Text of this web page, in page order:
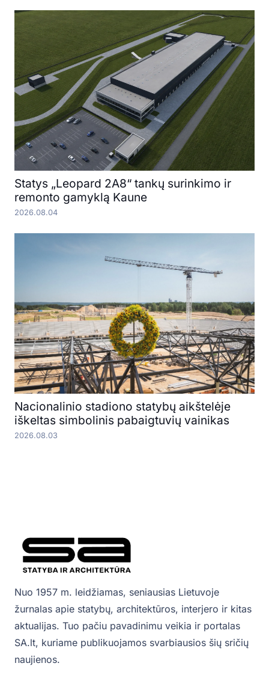
Statys „Leopard 2A8“ tankų surinkimo ir
remonto gamyklą Kaune
2026.08.04
Nacionalinio stadiono statybų aikštelėje
iškeltas simbolinis pabaigtuvių vainikas
2026.08.03
Nuo 1957 m. leidžiamas, seniausias Lietuvoje
žurnalas apie statybų, architektūros, interjero ir kitas
aktualijas. Tuo pačiu pavadinimu veikia ir portalas
SA.lt, kuriame publikuojamos svarbiausios šių sričių
naujienos.